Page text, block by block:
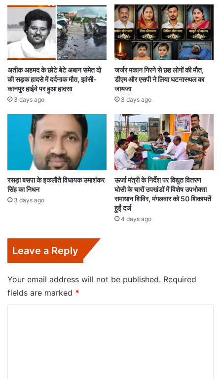
अतीक अहमद के छोटे बेटे अबान समेत दो
की सड़क हादसे में दर्दनाक मौत, झांसी-
कानपुर हाईवे पर हुआ हादसा
3 days ago
जर्जर मकान गिरने से छह लोगों की मौत,
डीएम और एसपी ने लिया घटनास्थल का
जायजा
3 days ago
रसड़ा बसपा के इकलौते विधायक उमाशंकर
सिंह का निधन
3 days ago
ऊर्जा मंत्री के निर्देश पर विद्युत वितरण
घोसी के चारों उपखंडों में विशेष उपभोक्ता
समाधान शिविर, मंगलवार को 50 शिकायतें
हुईं दर्ज
4 days ago
Leave a Reply
Your email address will not be published. Required
fields are marked *